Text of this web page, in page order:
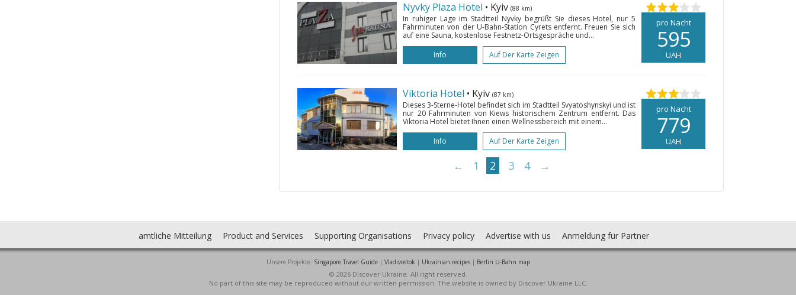
pro Nacht
595
UAH
Nyvky Plaza Hotel • Kyiv (88 km)
In ruhiger Lage im Stadtteil Nyvky begrüßt Sie dieses Hotel, nur 5
Fahrminuten von der U-Bahn-Station Cyrets entfernt. Freuen Sie sich
auf eine Sauna, kostenlose Festnetz-Ortsgespräche und...
Info
Auf Der Karte Zeigen
pro Nacht
779
UAH
Viktoria Hotel • Kyiv (87 km)
Dieses 3-Sterne-Hotel befindet sich im Stadtteil Svyatoshynskyi und ist
nur 20 Fahrminuten von Kiews historischem Zentrum entfernt. Das
Viktoria Hotel bietet Ihnen einen Wellnessbereich mit einem...
Info
Auf Der Karte Zeigen
← 1 2 3 4 →
amtliche Mitteilung Product and Services Supporting Organisations Privacy policy Advertise with us Anmeldung für Partner
Unsere Projekte: Singapore Travel Guide| Vladivostok | Ukrainian recipes| Berlin U-Bahn map
© 2026 Discover Ukraine. All right reserved.
No part of this site may be reproduced without our written permission. The website is owned by Discover Ukraine LLC.